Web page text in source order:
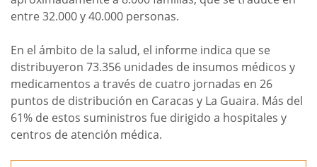
entre 32.000 y 40.000 personas.
En el ámbito de la salud, el informe indica que se
distribuyeron 73.356 unidades de insumos médicos y
medicamentos a través de cuatro jornadas en 26
puntos de distribución en Caracas y La Guaira. Más del
61% de estos suministros fue dirigido a hospitales y
centros de atención médica.